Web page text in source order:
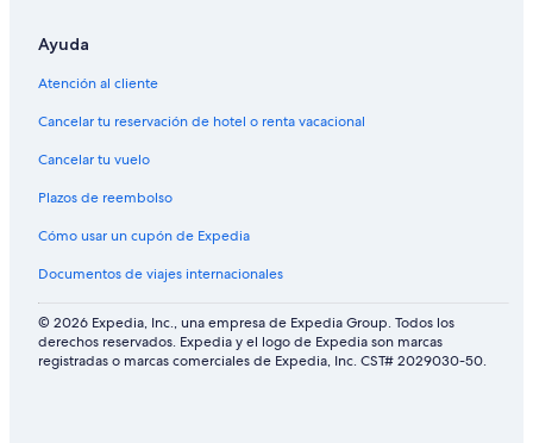
Ayuda
Atención al cliente
Cancelar tu reservación de hotel o renta vacacional
Cancelar tu vuelo
Plazos de reembolso
Cómo usar un cupón de Expedia
Documentos de viajes internacionales
© 2026 Expedia, Inc., una empresa de Expedia Group. Todos los
derechos reservados. Expedia y el logo de Expedia son marcas
registradas o marcas comerciales de Expedia, Inc. CST# 2029030-50.